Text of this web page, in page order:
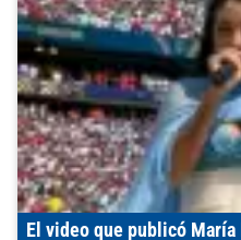
El video que publicó